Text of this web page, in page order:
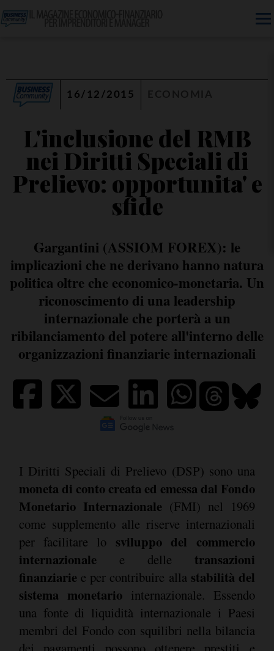
16/12/2015
L'inclusione del RMB
nei Diritti Speciali di
Prelievo: opportunita' e
sfide
Gargantini (ASSIOM FOREX): le
implicazioni che ne derivano hanno natura
politica oltre che economico-monetaria. Un
riconoscimento di una leadership
internazionale che porterà a un
ribilanciamento del potere all'interno delle
organizzazioni finanziarie internazionali
I Diritti Speciali di Prelievo (DSP) sono una
moneta di conto creata ed emessa dal Fondo
Monetario Internazionale (FMI) nel 1969
come supplemento alle riserve internazionali
per facilitare lo sviluppo del commercio
internazionale e delle transazioni
finanziarie e per contribuire alla stabilità del
sistema monetariointernazionale. Essendo
una fonte di liquidità internazionale i Paesi
membri del Fondo con squilibri nella bilancia